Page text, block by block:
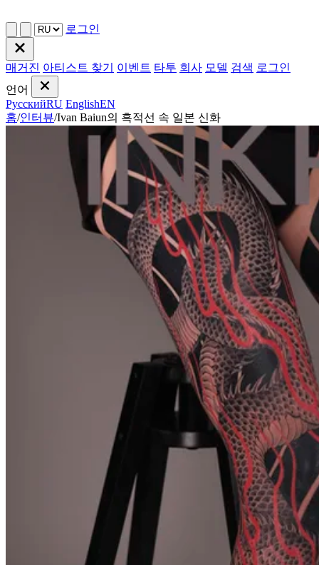
로그인
매거진 아티스트 찾기 이벤트 타투 회사 모델 검색 로그인
언어
РусскийRU EnglishEN
홈/인터뷰/Ivan Baiun의 흑적선 속 일본 신화